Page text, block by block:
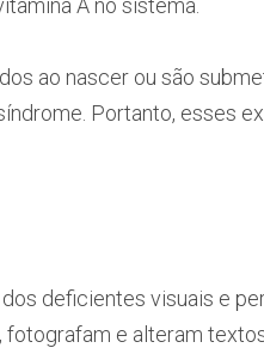
A no sistema.
ao nascer ou são
Portanto, esses
deficientes visuais e
e alteram